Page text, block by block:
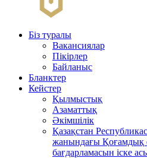
Біз туралы
Вакансиялар
Пікірлер
Байланыс
Бланктер
Кейстер
Қылмыстық
Азаматтық
Әкімшілік
Қазақстан
жанындағы Қоғамдық
бағдарламасын іске